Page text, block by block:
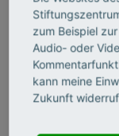
Schule (noch)
Jugendliche
Unterstützung.
zum Beispiel
Audio- oder
kann meine
Zukunft